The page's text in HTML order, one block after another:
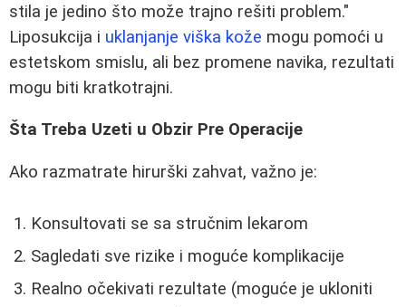
stila je jedino što može trajno rešiti problem."
Liposukcija i uklanjanje viška kože mogu pomoći u
estetskom smislu, ali bez promene navika, rezultati
mogu biti kratkotrajni.
Šta Treba Uzeti u Obzir Pre Operacije
Ako razmatrate hirurški zahvat, važno je:
Konsultovati se sa stručnim lekarom
Sagledati sve rizike i moguće komplikacije
Realno očekivati rezultate (moguće je ukloniti